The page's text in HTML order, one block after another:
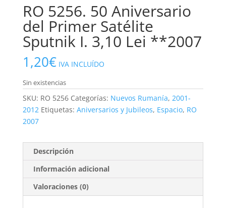
RO 5256. 50 Aniversario
del Primer Satélite
Sputnik I. 3,10 Lei **2007
1,20€ IVA INCLUÍDO
Sin existencias
SKU: RO 5256 Categorías: Nuevos Rumanía, 2001-
2012 Etiquetas: Aniversarios y Jubileos, Espacio, RO
2007
Descripción
Información adicional
Valoraciones (0)